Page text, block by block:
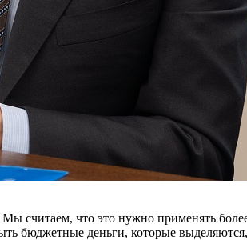
считаем, что это нужно применять
бюджетные деньги, которые